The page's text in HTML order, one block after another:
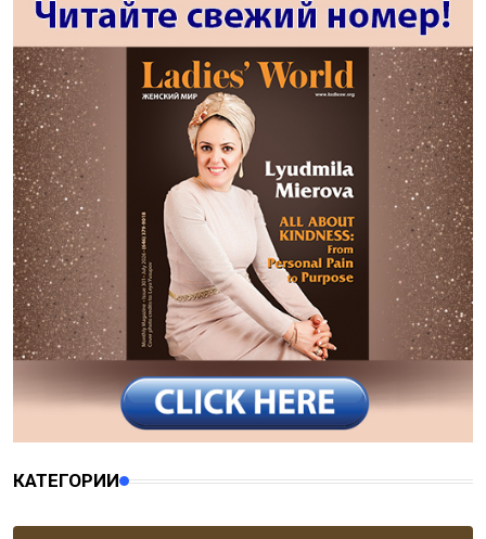
КАТЕГОРИИ